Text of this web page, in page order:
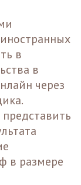
в
в
через
в размере